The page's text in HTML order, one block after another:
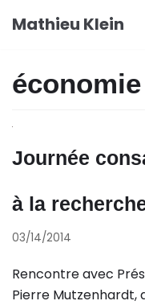
Aller
Mathieu Klein
économie
Journée
à la
03/14/2014
Rencontre avec
Pierre